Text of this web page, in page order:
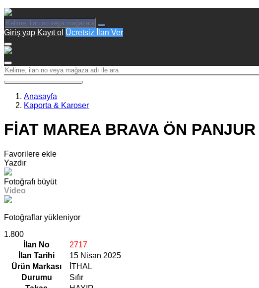
Giriş yap Kayıt ol Ücretsiz İlan Ver
Anasayfa
Kaporta & Karoser
FİAT MAREA BRAVA ÖN
Favorilere ekle
Yazdır
Fotoğrafı büyüt
Video
Fotoğraflar yükleniyor
1.800
İlan No
2717
İlan Tarihi
15 Nisan 2025
Ürün Markası
İTHAL
Durumu
Sıfır